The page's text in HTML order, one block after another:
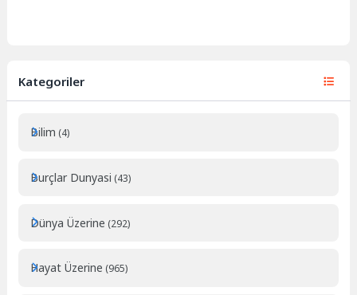
Kategoriler
Bilim (4)
Burçlar Dunyasi (43)
Dünya Üzerine (292)
Hayat Üzerine (965)